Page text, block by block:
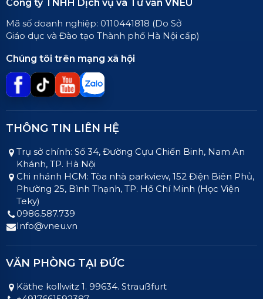
Công ty TNHH Dịch vụ và Tư vấn VNEU
Mã số doanh nghiệp: 0110441818 (Do Sở
Giáo dục và Đào tạo Thành phố Hà Nội cấp)
Chúng tôi trên mạng xã hội
THÔNG TIN LIÊN HỆ
Trụ sở chính: Số 34, Đường Cựu Chiến Binh, Nam An
Khánh, TP. Hà Nội
Chi nhánh HCM: Tòa nhà parkview, 152 Điện Biên Phủ,
Phường 25, Bình Thạnh, TP. Hồ Chí Minh (Học Viện
Teky)
0986.587.739
Info@vneu.vn
VĂN PHÒNG TẠI ĐỨC
Käthe kollwitz 1. 99634. Straußfurt